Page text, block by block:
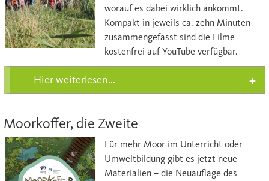
worauf es dabei wirklich ankommt.
Kompakt in jeweils ca. zehn Minuten
zusammengefasst sind die Filme
kostenfrei auf YouTube verfügbar.
Hier weiterlesen...
Moorkoffer, die Zweite
Für mehr Moor im Unterricht oder
Umweltbildung gibt es jetzt neue
Materialien – die Neuauflage des